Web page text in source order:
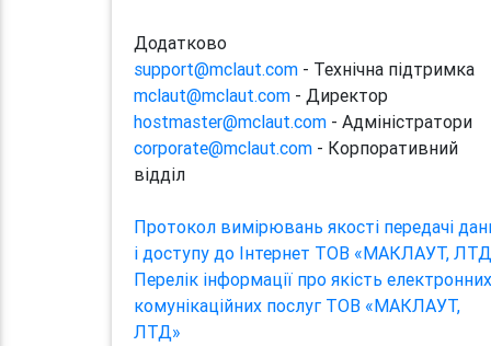
Додатково
support@mclaut.com - Технічна підтримка
mclaut@mclaut.com - Директор
hostmaster@mclaut.com - Адміністратори
corporate@mclaut.com - Корпоративний
відділ
Протокол вимірювань якості передачі
і доступу до Інтернет ТОВ «МАКЛАУТ,
Перелік інформації про якість електронних
комунікаційних послуг ТОВ «МАКЛАУТ,
ЛТД»